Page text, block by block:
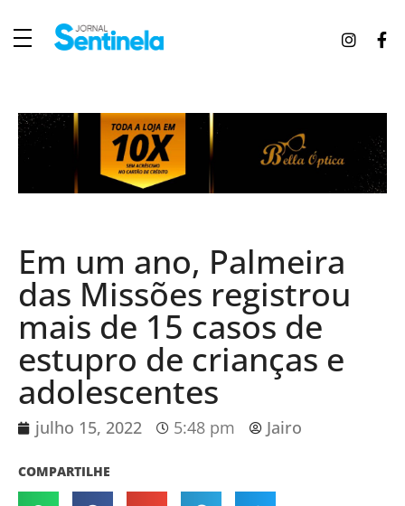
Em um ano, Palmeira
das Missões registrou
mais de 15 casos de
estupro de crianças e
adolescentes
julho 15, 2022 5:48 pm Jairo
COMPARTILHE